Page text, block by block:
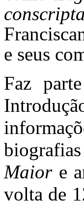
conscripta
e seus
Faz
Maior e
volta de